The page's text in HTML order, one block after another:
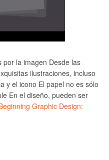
la imagen Desde las
ilustraciones, incluso
y el icono El papel no es sólo
En el diseño, pueden ser
Graphic Design: